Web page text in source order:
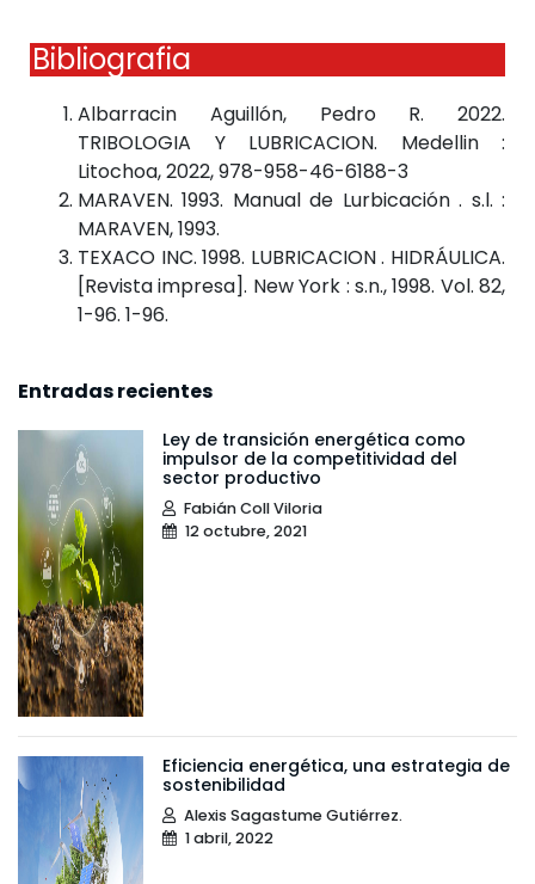
Bibliografia
Albarracin Aguillón, Pedro R. 2022.
TRIBOLOGIA Y LUBRICACION. Medellin :
Litochoa, 2022, 978-958-46-6188-3
MARAVEN. 1993. Manual de Lurbicación . s.l. :
MARAVEN, 1993.
TEXACO INC. 1998. LUBRICACION . HIDRÁULICA.
[Revista impresa]. New York : s.n., 1998. Vol. 82,
1-96. 1-96.
Entradas recientes
Ley de transición energética como
impulsor de la competitividad del
sector productivo
Fabián Coll Viloria
12 octubre, 2021
Eficiencia energética, una estrategia de
sostenibilidad
Alexis Sagastume Gutiérrez.
1 abril, 2022